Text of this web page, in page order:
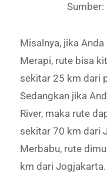
Sumber:
Misalnya, jika
Merapi, rute bisa
sekitar 25 km dari
Sedangkan jika
River, maka rute
sekitar 70 km dari
Merbabu, rute
km dari Jogjakarta.